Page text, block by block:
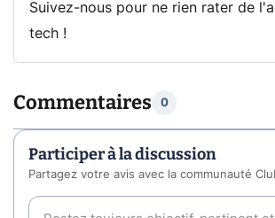
Suivez-nous pour ne rien rater de
tech !
Commentaires 0
Participer à la discussion
Partagez votre avis avec la communauté